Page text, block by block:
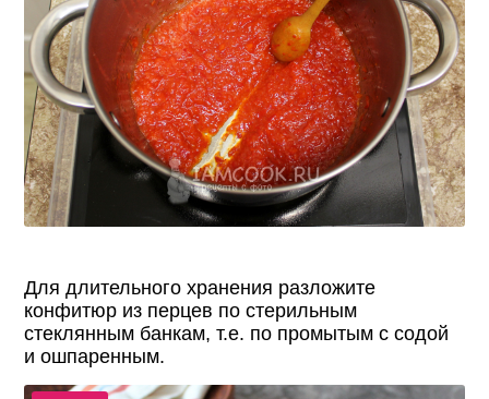
Для длительного хранения разложите
конфитюр из перцев по стерильным
стеклянным банкам, т.е. по промытым с содой
и ошпаренным.